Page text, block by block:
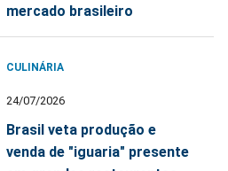
mercado brasileiro
CULINÁRIA
24/07/2026
Brasil veta produção e
venda de "iguaria" presente